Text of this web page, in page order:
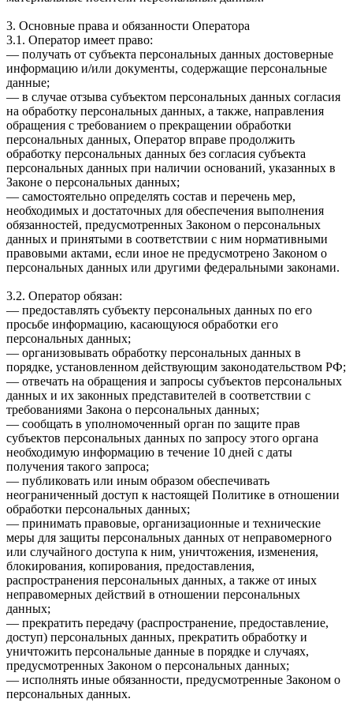
3. Основные права и обязанности Оператора
3.1. Оператор имеет право:
— получать от субъекта персональных данных достоверные
информацию и/или документы, содержащие персональные
данные;
— в случае отзыва субъектом персональных данных согласия
на обработку персональных данных, а также, направления
обращения с требованием о прекращении обработки
персональных данных, Оператор вправе продолжить
обработку персональных данных без согласия субъекта
персональных данных при наличии оснований, указанных в
Законе о персональных данных;
— самостоятельно определять состав и перечень мер,
необходимых и достаточных для обеспечения выполнения
обязанностей, предусмотренных Законом о персональных
данных и принятыми в соответствии с ним нормативными
правовыми актами, если иное не предусмотрено Законом о
персональных данных или другими федеральными законами.
3.2. Оператор обязан:
— предоставлять субъекту персональных данных по его
просьбе информацию, касающуюся обработки его
персональных данных;
— организовывать обработку персональных данных в
порядке, установленном действующим законодательством РФ;
— отвечать на обращения и запросы субъектов персональных
данных и их законных представителей в соответствии с
требованиями Закона о персональных данных;
— сообщать в уполномоченный орган по защите прав
субъектов персональных данных по запросу этого органа
необходимую информацию в течение 10 дней с даты
получения такого запроса;
— публиковать или иным образом обеспечивать
неограниченный доступ к настоящей Политике в отношении
обработки персональных данных;
— принимать правовые, организационные и технические
меры для защиты персональных данных от неправомерного
или случайного доступа к ним, уничтожения, изменения,
блокирования, копирования, предоставления,
распространения персональных данных, а также от иных
неправомерных действий в отношении персональных
данных;
— прекратить передачу (распространение, предоставление,
доступ) персональных данных, прекратить обработку и
уничтожить персональные данные в порядке и случаях,
предусмотренных Законом о персональных данных;
— исполнять иные обязанности, предусмотренные Законом о
персональных данных.